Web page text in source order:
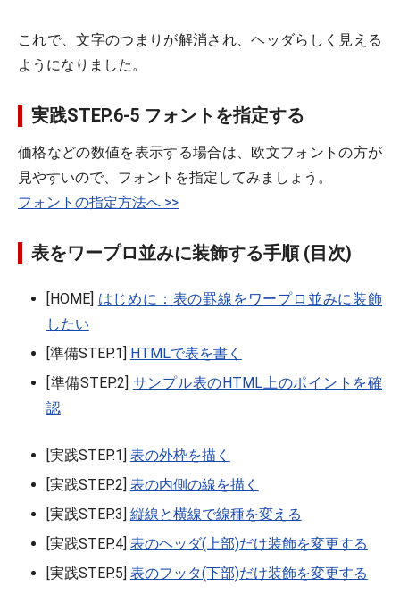
これで、文字のつまりが解消され、ヘッダらしく見える
ようになりました。
実践STEP.6-5 フォントを指定する
価格などの数値を表示する場合は、欧文フォントの方が
見やすいので、フォントを指定してみましょう。
フォントの指定方法へ >>
表をワープロ並みに装飾する手順 (目次)
[HOME] はじめに：表の罫線をワープロ並みに装飾
したい
[準備STEP.1] HTMLで表を書く
[準備STEP.2] サンプル表のHTML上のポイントを確
認
[実践STEP.1] 表の外枠を描く
[実践STEP.2] 表の内側の線を描く
[実践STEP.3] 縦線と横線で線種を変える
[実践STEP.4] 表のヘッダ(上部)だけ装飾を変更する
[実践STEP.5] 表のフッタ(下部)だけ装飾を変更する